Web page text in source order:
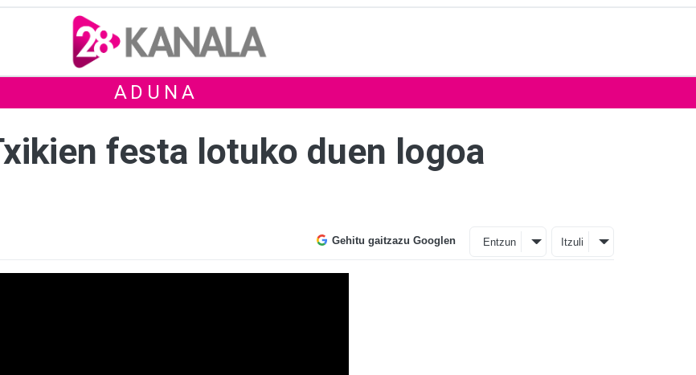
ADUNA
festa lotuko duen logoa
Gehitu gaitzazu Googlen Entzun Itzuli